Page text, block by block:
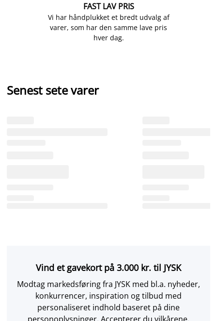
FAST LAV PRIS
Vi har håndplukket et bredt udvalg af
varer, som har den samme lave pris
hver dag.
Senest sete varer
Vind et gavekort på 3.000 kr. til JYSK
Modtag markedsføring fra JYSK med bl.a. nyheder,
konkurrencer, inspiration og tilbud med
personaliseret indhold baseret på dine